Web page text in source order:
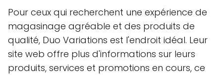
Pour ceux qui recherchent une expérience de
magasinage agréable et des produits de
qualité, Duo Variations est l'endroit idéal. Leur
site web offre plus d'informations sur leurs
produits, services et promotions en cours, ce